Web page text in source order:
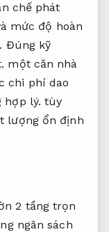
chế phát
mức độ hoàn
Đúng kỹ
một căn nhà
chi phí dao
hợp lý. tùy
lượng ổn định
2 tầng trọn
ngân sách